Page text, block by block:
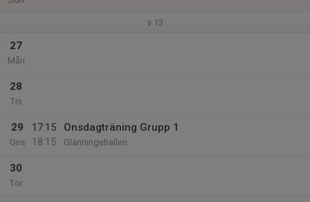
v.13
27
Mån
28
Tis
29
Ons
17:15
18:15
Onsdagträning Grupp 1
Glänningehallen
30
Tor